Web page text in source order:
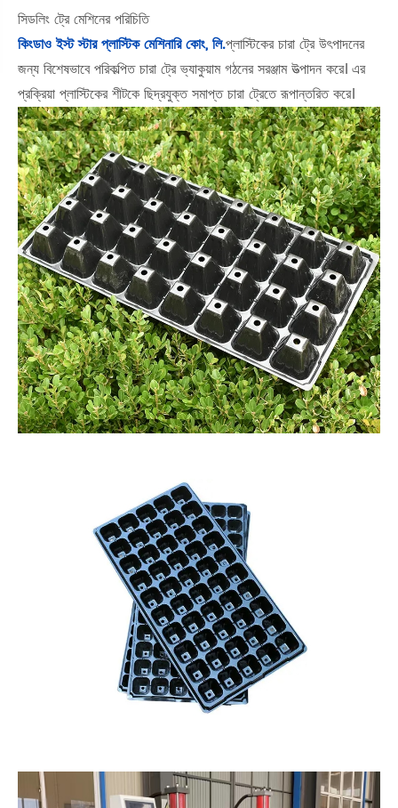
সিডলিং ট্রে মেশিনের পরিচিতি
কিংডাও ইস্ট স্টার প্লাস্টিক মেশিনারি কোং, লি.প্লাস্টিকের চারা ট্রে উৎপাদনের
জন্য বিশেষভাবে পরিকল্পিত চারা ট্রে ভ্যাকুয়াম গঠনের সরঞ্জাম উত্পাদন করে। এর
প্রক্রিয়া প্লাস্টিকের শীটকে ছিদ্রযুক্ত সমাপ্ত চারা ট্রেতে রূপান্তরিত করে।